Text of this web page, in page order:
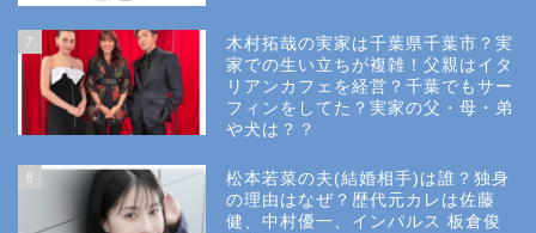
7
木村拓哉の実家は千葉県千葉市？実
家での生い立ちが複雑！父親はイタ
リアンカフェを経営？千葉でもサー
フィンをしてた？実家の父・母・弟
や犬は？？
8
松本若菜の夫(結婚相手)は誰？独身
の理由はなぜ？歴代元カレは佐藤
健、中村優一、インパルス 板倉俊
Privacy Policy
小学校受験